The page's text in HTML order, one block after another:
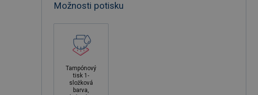
Možnosti potisku
Tampónový
tisk 1-
složková
barva,